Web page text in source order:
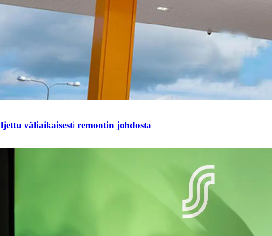
väliaikaisesti remontin johdosta